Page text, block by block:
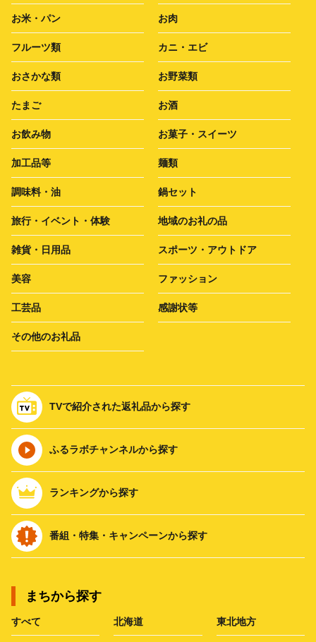
お米・パン お肉
フルーツ類 カニ・エビ
おさかな類 お野菜類
たまご お酒
お飲み物 お菓子・スイーツ
加工品等 麺類
調味料・油 鍋セット
旅行・イベント・体験 地域のお礼の品
雑貨・日用品 スポーツ・アウトドア
美容 ファッション
工芸品 感謝状等
その他のお礼品
TVで紹介された返礼品から探す
ふるラボチャンネルから探す
ランキングから探す
番組・特集・キャンペーンから探す
まちから探す
すべて 北海道 東北地方